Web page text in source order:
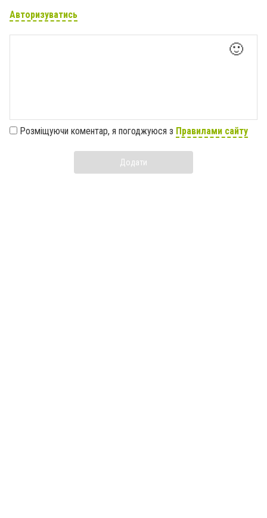
Авторизуватись
🙂
Розміщуючи коментар, я погоджуюся з Правилами сайту
Додати